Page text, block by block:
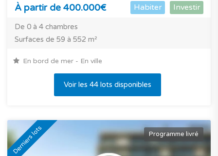
À partir de 400.000€ Habiter Investir
De 0 à 4 chambres
Surfaces de 59 à 552 m²
En bord de mer - En ville
Voir les 44 lots disponibles
Derniers lots Programme livré